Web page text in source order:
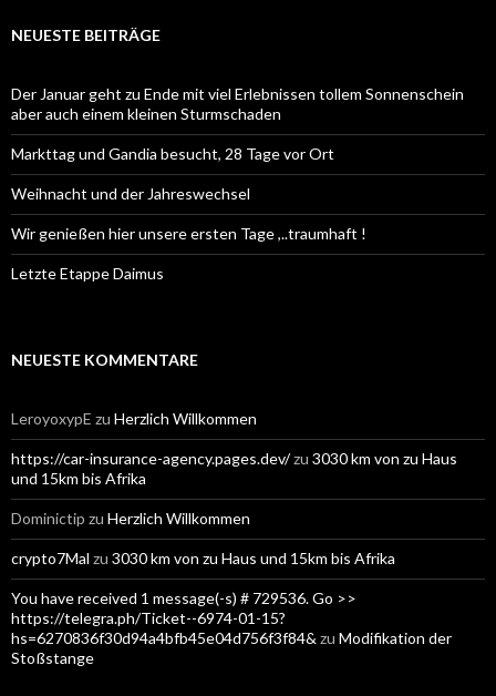
NEUESTE BEITRÄGE
Der Januar geht zu Ende mit viel Erlebnissen tollem Sonnenschein
aber auch einem kleinen Sturmschaden
Markttag und Gandia besucht, 28 Tage vor Ort
Weihnacht und der Jahreswechsel
Wir genießen hier unsere ersten Tage ,..traumhaft !
Letzte Etappe Daimus
NEUESTE KOMMENTARE
LeroyoxypE zu Herzlich Willkommen
https://car-insurance-agency.pages.dev/zu 3030 km von zu Haus
und 15km bis Afrika
Dominictip zu Herzlich Willkommen
crypto7Mal zu 3030 km von zu Haus und 15km bis Afrika
You have received 1 message(-s) # 729536. Go >>
https://telegra.ph/Ticket--6974-01-15?
hs=6270836f30d94a4bfb45e04d756f3f84& zu Modifikation der
Stoßstange